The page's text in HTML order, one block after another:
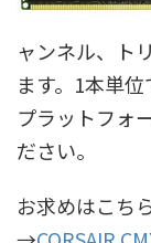
ャンネル、ト
ます。1本単
プラットフォ
ださい。
お求めはこち